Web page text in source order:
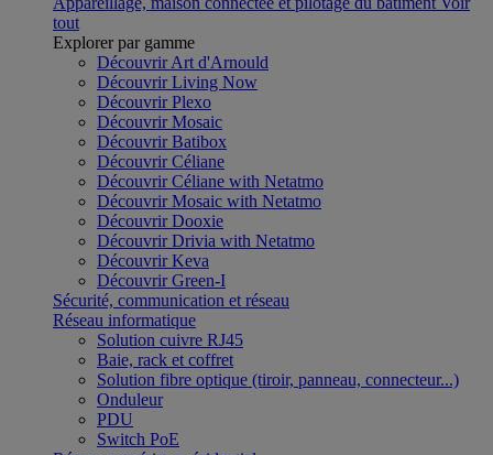
tout
Explorer par gamme
Découvrir Art d'Arnould
Découvrir Living Now
Découvrir Plexo
Découvrir Mosaic
Découvrir Batibox
Découvrir Céliane
Découvrir Céliane with Netatmo
Découvrir Mosaic with Netatmo
Découvrir Dooxie
Découvrir Drivia with Netatmo
Découvrir Keva
Découvrir Green-I
Sécurité, communication et réseau
Réseau informatique
Solution cuivre RJ45
Baie, rack et coffret
Solution fibre optique (tiroir, panneau, connecteur...)
Onduleur
PDU
Switch PoE